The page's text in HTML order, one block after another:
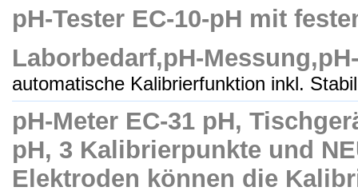
pH-Tester EC-10-pH mit
Laborbedarf,pH-
automatische Kalibrierfunktion inkl.
pH-Meter EC-31 pH,
pH, 3 Kalibrierpunkte und
Elektroden können die